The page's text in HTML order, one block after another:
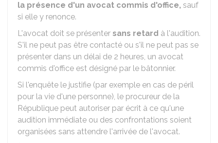
la présence d'un avocat commis d'office, sauf
si elle y renonce.
L'avocat doit se présenter sans retard à l'audition.
S'il ne peut pas être contacté ou s'il ne peut pas se
présenter dans un délai de 2 heures, un avocat
commis d'office est désigné par le bâtonnier.
Si l'enquête le justifie (par exemple en cas de péril
pour la vie d'une personne), le procureur de la
République peut autoriser par écrit à ce qu'une
audition immédiate ou des confrontations soient
organisées sans attendre l'arrivée de l'avocat.